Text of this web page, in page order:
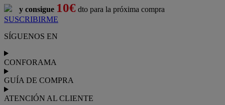
y consigue 10€ dto para la próxima compra
SUSCRIBIRME
SÍGUENOS EN
CONFORAMA
GUÍA DE COMPRA
ATENCIÓN AL CLIENTE